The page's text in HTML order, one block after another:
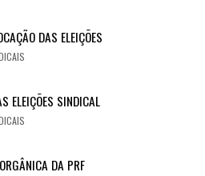
DAS ELEIÇÕES
ELEIÇÕES SINDICAL
DA PRF